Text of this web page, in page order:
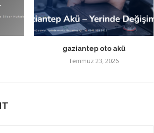
gaziantep oto akü
Temmuz 23, 2026